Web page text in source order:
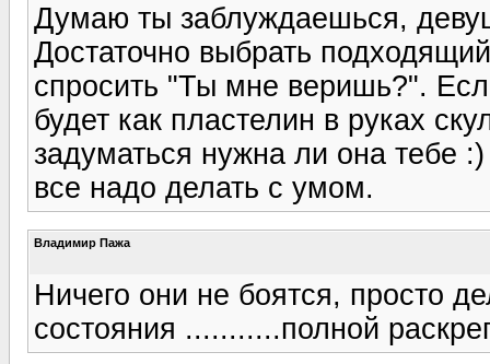
Думаю ты заблуждаешься,
Достаточно выбрать
спросить "Ты мне веришь?".
будет как пластелин в руках
задуматься нужна ли она тебе
все надо делать с умом.
Владимир Пажа
Ничего они не боятся, просто
состояния ...........полной